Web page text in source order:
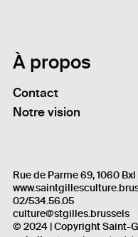
À propos
Contact
Notre vision
Rue de Parme 69, 1060 Bxl
02/534.56.05
culture@stgilles.brussels
© 2024 | Copyright Saint-